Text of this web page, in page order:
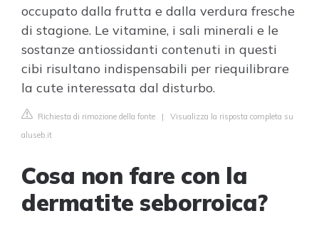
occupato dalla frutta e dalla verdura fresche
di stagione. Le vitamine, i sali minerali e le
sostanze antiossidanti contenuti in questi
cibi risultano indispensabili per riequilibrare
la cute interessata dal disturbo.
Richiesta di rimozione della fonte | Visualizza la risposta completa su
aluseb.it
Cosa non fare con la
dermatite seborroica?